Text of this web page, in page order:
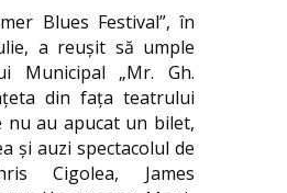
Blues Festival”, în
a reușit să umple
Municipal „Mr. Gh.
din fața teatrului
nu au apucat un bilet,
și auzi spectacolul de
Cigolea, James